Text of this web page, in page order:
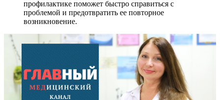
профилактике поможет быстро справиться с
проблемой и предотвратить ее повторное
возникновение.